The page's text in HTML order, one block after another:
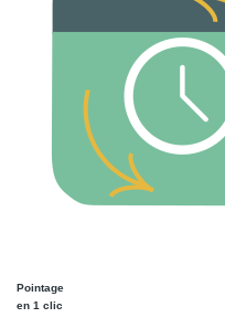
Pointage
en 1 clic